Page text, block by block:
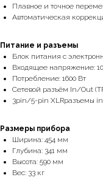
Плавное и точное
Автоматическая
Питание и разъемы
Блок питания с
Входящее напряжение:
Потребление: 1600 Вт
Сетевой разъём In/Out
3pin/5-pin XLRразъемы
Размеры прибора
Ширина: 454 мм
Глубина: 341 мм
Высота: 590 мм
Вес: 33 кг